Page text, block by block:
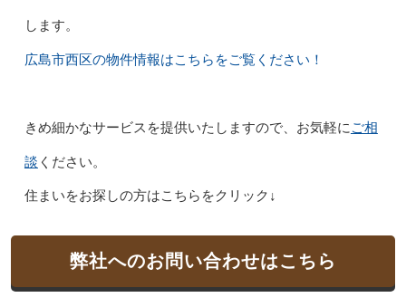
します。
広島市西区の物件情報はこちらをご覧ください！
きめ細かなサービスを提供いたしますので、お気軽に ご相
談 ください。
住まいをお探しの方はこちらをクリック↓
弊社へのお問い合わせはこちら